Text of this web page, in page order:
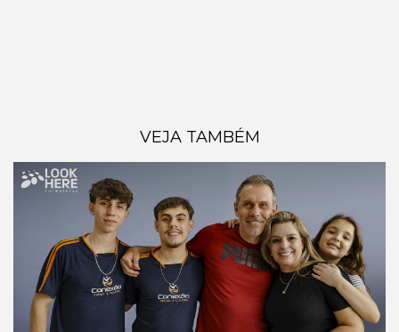
VEJA TAMBÉM